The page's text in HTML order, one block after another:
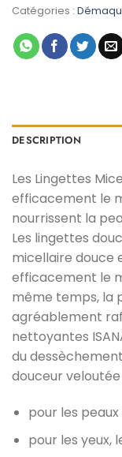
Catégories :
DESCRIPTION
Les Lingettes
efficacement le
nourrissent la
Les lingettes
micellaire douce
efficacement le
même temps, la
agréablement
nettoyantes
du
douceur veloutée
pour les
pour les yeux,